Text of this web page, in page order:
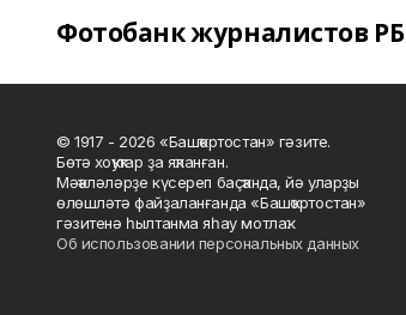
Фотобанк журналистов РБ
© 1917 - 2026 «Башҡортостан» гәзите.
Бөтә хоҡуҡтар ҙа яҡланған.
Мәҡәләләрҙе күсереп баҫҡанда, йә уларҙы
өлөшләтә файҙаланғанда «Башҡортостан»
гәзитенә һылтанма яһау мотлаҡ.
Об использовании персональных данных